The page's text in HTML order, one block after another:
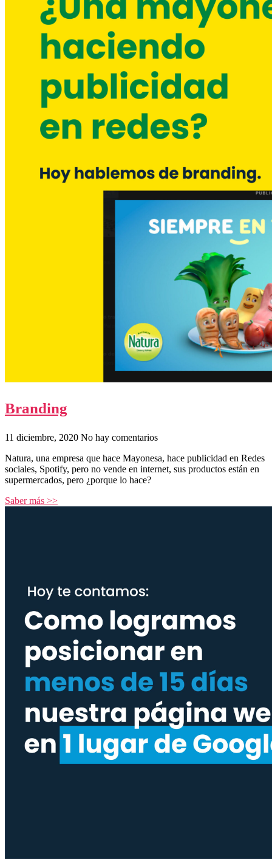
Branding
11 diciembre, 2020 No hay comentarios
Natura, una empresa que hace Mayonesa, hace publicidad en Redes
sociales, Spotify, pero no vende en internet, sus productos están en
supermercados, pero ¿porque lo hace?
Saber más >>